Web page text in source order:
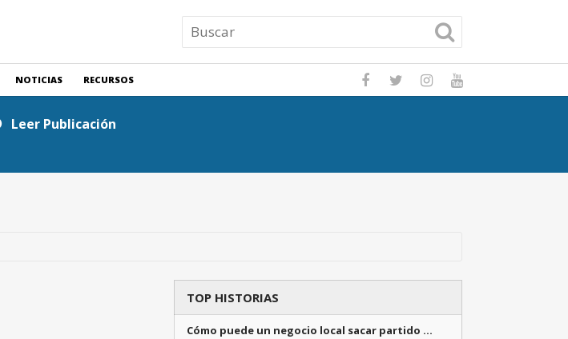
NOTICIAS RECURSOS
Leer Publicación
TOP HISTORIAS
Cómo puede un negocio local sacar partido …